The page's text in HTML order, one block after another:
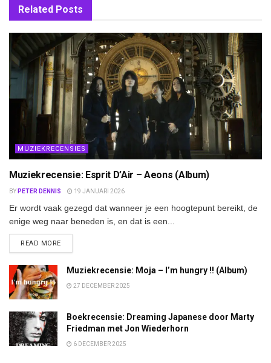
Related Posts
MUZIEKRECENSIES
Muziekrecensie: Esprit D’Air – Aeons (Album)
BY PETER DENNIS 19 JANUARI 2026
Er wordt vaak gezegd dat wanneer je een hoogtepunt bereikt, de
enige weg naar beneden is, en dat is een...
READ MOREDETAILS
Muziekrecensie: Moja – I’m hungry !! (Album)
27 DECEMBER 2025
Boekrecensie: Dreaming Japanese door Marty
Friedman met Jon Wiederhorn
6 DECEMBER 2025